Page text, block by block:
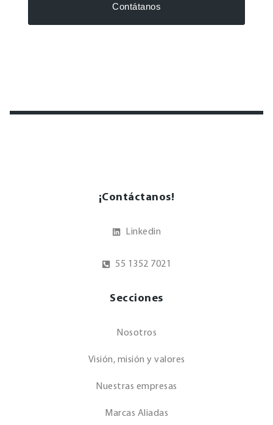
Contátanos
¡Contáctanos!
Linkedin
55 1352 7021
Secciones
Nosotros
Visión, misión y valores
Nuestras empresas
Marcas Aliadas